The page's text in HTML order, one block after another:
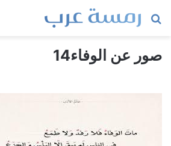
بحث
صور عن الوفاء14